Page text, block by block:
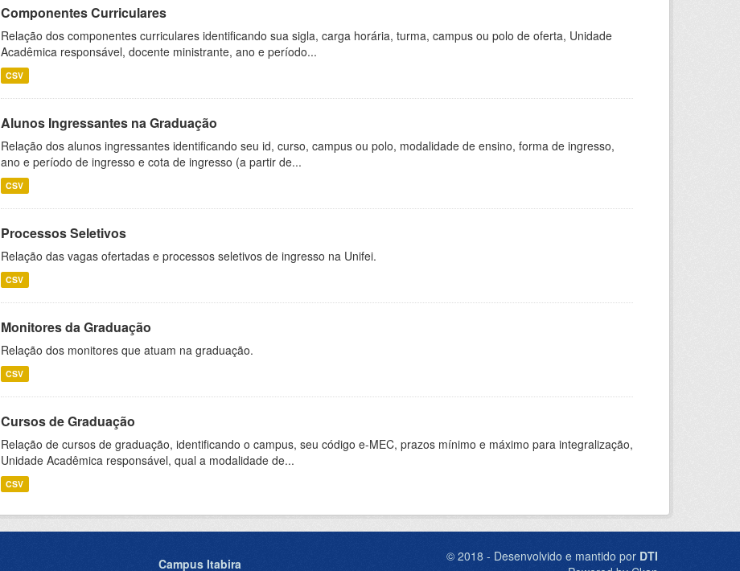
Componentes Curriculares
Relação dos componentes curriculares identificando sua sigla, carga horária, turma, campus ou polo de oferta, Unidade
Acadêmica responsável, docente ministrante, ano e período...
CSV
Alunos Ingressantes na Graduação
Relação dos alunos ingressantes identificando seu id, curso, campus ou polo, modalidade de ensino, forma de ingresso,
ano e período de ingresso e cota de ingresso (a partir de...
CSV
Processos Seletivos
Relação das vagas ofertadas e processos seletivos de ingresso na Unifei.
CSV
Monitores da Graduação
Relação dos monitores que atuam na graduação.
CSV
Cursos de Graduação
Relação de cursos de graduação, identificando o campus, seu código e-MEC, prazos mínimo e máximo para integralização,
Unidade Acadêmica responsável, qual a modalidade de...
CSV
Campus Itabira © 2018 - Desenvolvido e mantido por DTI